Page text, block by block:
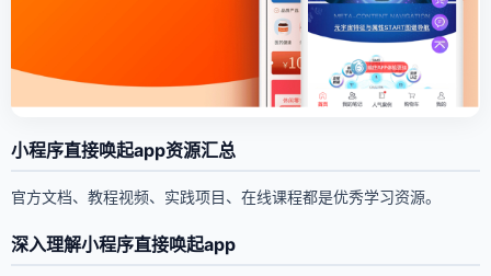
小程序直接唤起app资源汇总
官方文档、教程视频、实践项目、在线课程都是优秀学习资源。
深入理解小程序直接唤起app